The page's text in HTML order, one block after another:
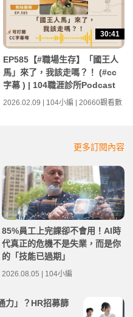
30:41
EP585【#職場生存】「國王人
馬」來了，我該走嗎？！ (#cc
字幕 ) | 104職涯診所Podcast
2026.02.09 | 104小編 | 20660觀看數
更多訂閱內容
85%員工上完課卻不會用！AI時
代真正的危機不是失業，而是你
的「技能已過期」
2026.08.05 | 104小編
力」？HR招募篩